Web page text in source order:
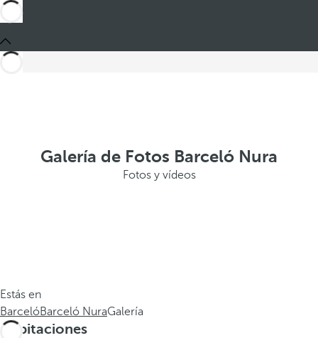
Galería de Fotos Barceló Nura
Fotos y vídeos
Estás en
BarcelóBarceló NuraGalería
Habitaciones